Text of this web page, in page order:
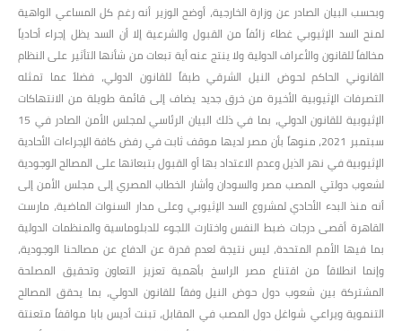
وبحسب البيان الصادر عن وزارة الخارجية، أوضح الوزير أنه رغم كل المساعي الواهية
لمنح السد الإثيوبي غطاء زائفاً من القبول والشرعية إلا أن السد يظل إجراء أحادياً
مخالفاً للقانون والأعراف الدولية ولا ينتج عنه أية تبعات من شأنها التأثير على النظام
القانوني الحاكم لحوض النيل الشرقي طبقاً للقانون الدولي، فضلاً عما تمثله
التصرفات الإثيوبية الأخيرة من خرق جديد يضاف إلى قائمة طويلة من الانتهاكات
الإثيوبية للقانون الدولي، بما في ذلك البيان الرئاسي لمجلس الأمن الصادر في 15
سبتمبر 2021، منوهاً بأن مصر لديها موقف ثابت في رفض كافة الإجراءات الأحادية
الإثيوبية في نهر الذيل وعدم الاعتداد بها أو القبول بتبعاتها على المصالح الوجودية
لشعوب دولتي المصب مصر والسودان وأشار الخطاب المصري إلى مجلس الأمن إلى
أنه منذ البدء الأحادي لمشروع السد الإثيوبي وعلى مدار السنوات الماضية، مارست
القاهرة أقصى درجات ضبط النفس واختارت اللجوء للدبلوماسية والمنظمات الدولية
بما فيها الأمم المتحدة، ليس نتيجة لعدم قدرة عن الدفاع عن مصالحنا الوجودية،
وإنما انطلاقاً من اقتناع مصر الراسخ بأهمية تعزيز التعاون وتحقيق المصلحة
المشتركة بين شعوب دول حوض النيل وفقاً للقانون الدولي، بما يحقق المصالح
التنموية ويراعي شواغل دول المصب في المقابل، تبنت أديس بابا مواقفاً متعنتة